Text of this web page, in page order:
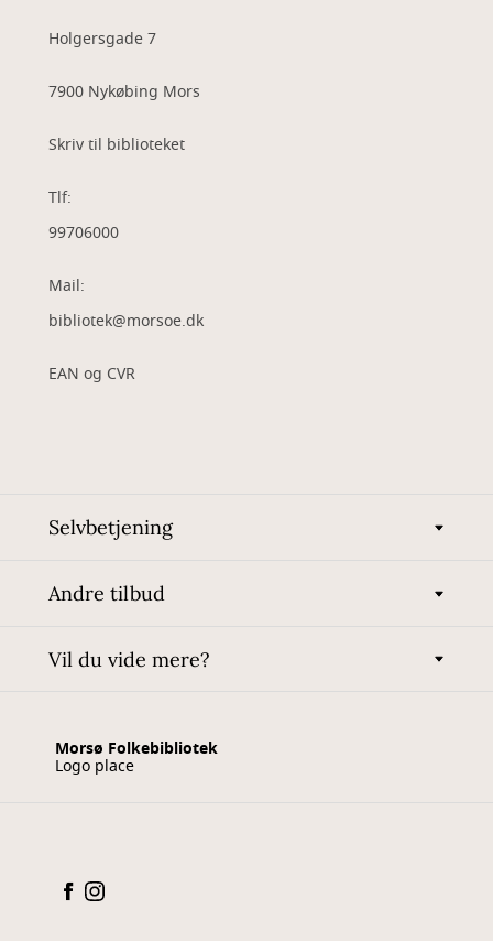
Holgersgade 7
7900 Nykøbing Mors
Skriv til biblioteket
Tlf:
99706000
Mail:
bibliotek@morsoe.dk
EAN og CVR
Selvbetjening
Andre tilbud
Vil du vide mere?
Morsø Folkebibliotek
Logo place